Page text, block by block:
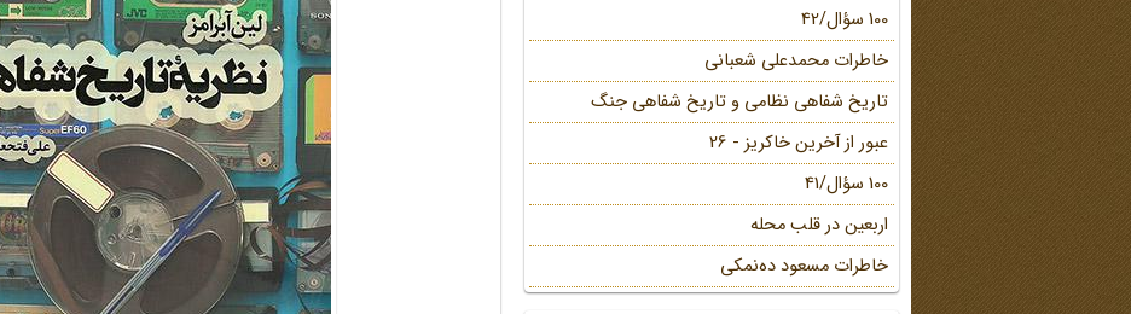
100 سؤال/42
خاطرات محمد‌علی شعبانی
تاریخ شفاهی نظامی و تاریخ شفاهی جنگ
عبور از آخرین خاکریز - 26
100 سؤال/41
اربعین در قلب محله
خاطرات مسعود ده‌نمکی